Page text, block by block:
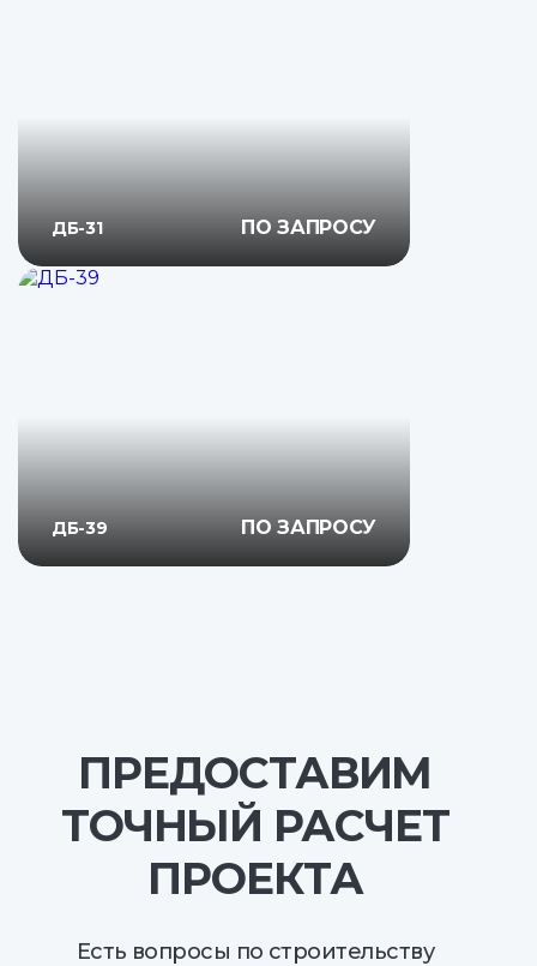
ДБ-31 ПО ЗАПРОСУ
ДБ-39 ПО ЗАПРОСУ
ПРЕДОСТАВИМ
ТОЧНЫЙ РАСЧЕТ
ПРОЕКТА
Есть вопросы по строительству